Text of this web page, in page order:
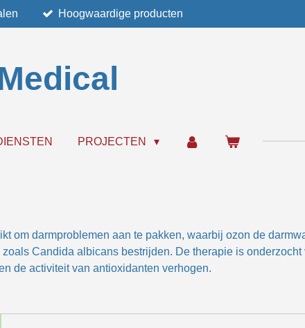
Hoogwaardige producten
PROJECTEN
om darmproblemen aan te pakken, waarbij ozon de
Candida albicans bestrijden. De therapie is onderzocht
de activiteit van antioxidanten verhogen.